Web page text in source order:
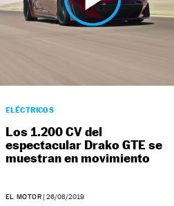
ELÉCTRICOS
Los 1.200 CV del
espectacular Drako GTE se
muestran en movimiento
EL MOTOR |26/08/2019